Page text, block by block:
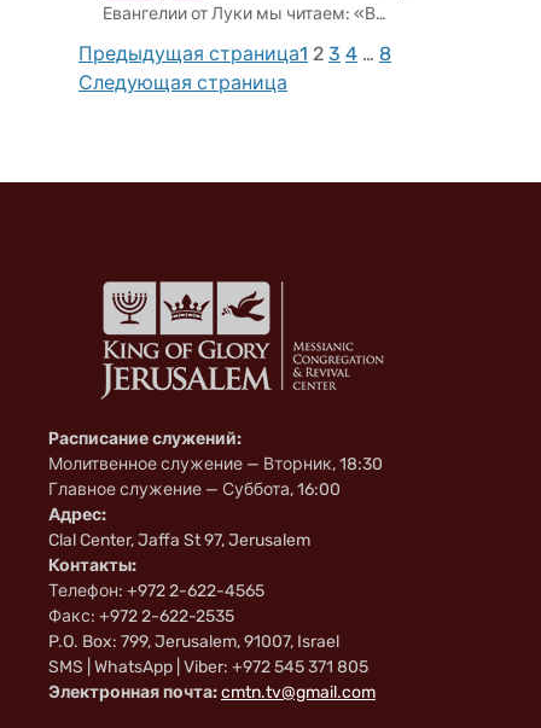
Евангелии от Луки мы читаем: «В…
Предыдущая страница1 2 3 4 … 8
Следующая страница
Расписание служений:
Молитвенное служение — Вторник, 18:30
Главное служение — Суббота, 16:00
Адрес:
Clal Center, Jaffa St 97, Jerusalem
Контакты:
Телефон: +972 2-622-4565
Факс: +972 2-622-2535
P.O. Box: 799, Jerusalem, 91007, Israel
SMS | WhatsApp | Viber: +972 545 371 805
Электронная почта:cmtn.tv@gmail.com